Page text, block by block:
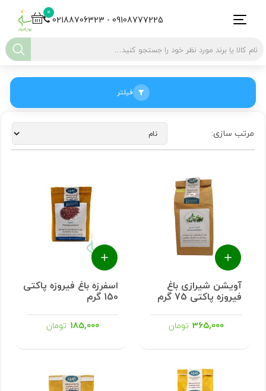
0
02188706323 - 09108777225
فیلتر
مرتب سازی:
آویشن شیرازی باغ
فیروزه پاکتی 75 گرم
365,000 تومان
اسفرزه باغ فیروزه پاکتی
150 گرم
185,000 تومان